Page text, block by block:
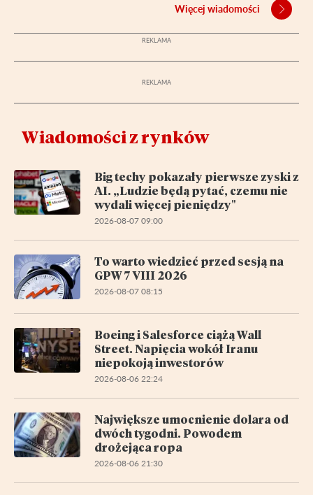
Więcej wiadomości
Wiadomości z rynków
Big techy pokazały pierwsze zyski z
AI. „Ludzie będą pytać, czemu nie
wydali więcej pieniędzy"
2026-08-07 09:00
To warto wiedzieć przed sesją na
GPW 7 VIII 2026
2026-08-07 08:15
Boeing i Salesforce ciążą Wall
Street. Napięcia wokół Iranu
niepokoją inwestorów
2026-08-06 22:24
Największe umocnienie dolara od
dwóch tygodni. Powodem
drożejąca ropa
2026-08-06 21:30